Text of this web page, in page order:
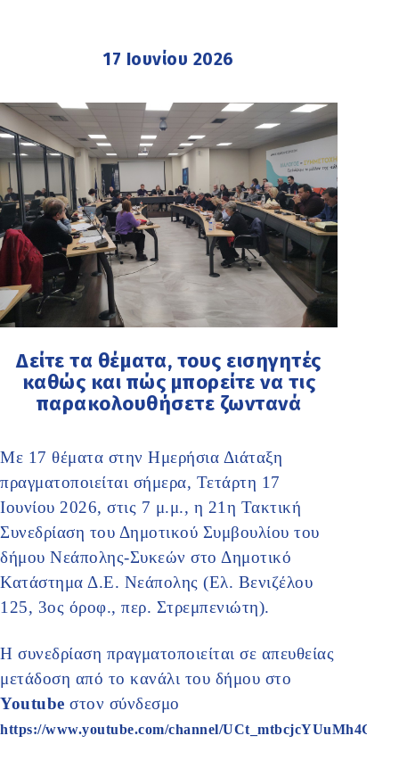
17 Ιουνίου 2026
Δείτε τα θέματα, τους εισηγητές
καθώς και πώς μπορείτε να τις
παρακολουθήσετε ζωντανά
Με 17 θέματα στην Ημερήσια Διάταξη
πραγματοποιείται σήμερα, Τετάρτη 17
Ιουνίου 2026, στις 7 μ.μ., η 21η Τακτική
Συνεδρίαση του Δημοτικού Συμβουλίου του
δήμου Νεάπολης-Συκεών στο Δημοτικό
Κατάστημα Δ.Ε. Νεάπολης (Ελ. Βενιζέλου
125, 3ος όροφ., περ. Στρεμπενιώτη).
Η συνεδρίαση πραγματοποιείται σε απευθείας
μετάδοση από το κανάλι του δήμου στο
Youtube στον σύνδεσμο
https://www.youtube.com/channel/